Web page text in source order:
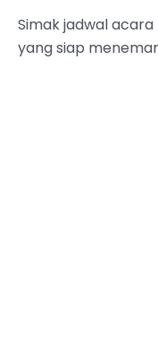
Simak jadwal acara
yang siap